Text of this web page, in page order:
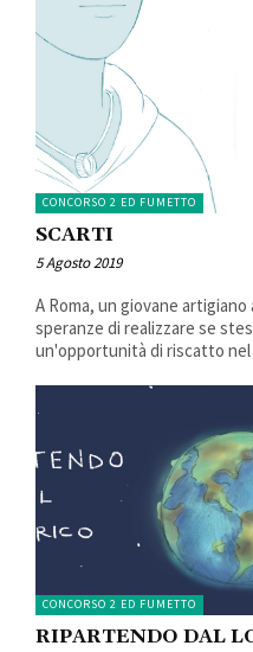
CONCORSO 2 ED FUMETTO
SCARTI
5 Agosto 2019
A Roma, un giovane
speranze di realizzare se
un'opportunità di riscatto
CONCORSO 2 ED FUMETTO
RIPARTENDO DAL